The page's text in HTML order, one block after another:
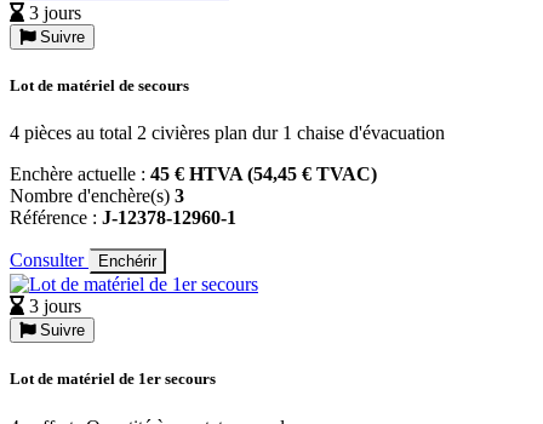
3 jours
Suivre
Lot de matériel de secours
4 pièces au total 2 civières plan dur 1 chaise d'évacuation
Enchère actuelle : 45 € HTVA (54,45 € TVAC)
Nombre d'enchère(s) 3
Référence : J-12378-12960-1
Consulter Enchérir
3 jours
Suivre
Lot de matériel de 1er secours